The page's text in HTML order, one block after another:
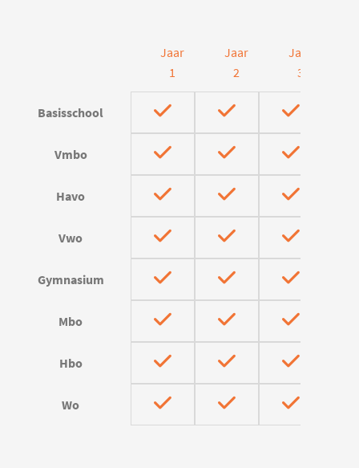
Jaar
1
Jaar
2
Jaar
3
Basisschool
Vmbo
Havo
Vwo
Gymnasium
Mbo
Hbo
Wo